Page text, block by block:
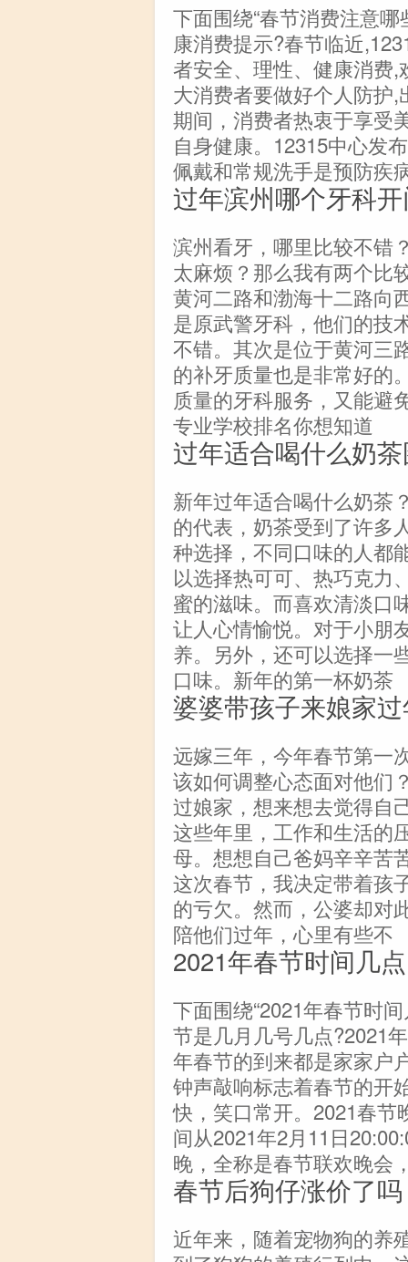
下面围绕“春节消费注意
康消费提示?春节临近
者安全、理性、健康消费
大消费者要做好个人防护
期间，消费者热衷于享受
自身健康。12315中心发
佩戴和常规洗手是预防疾
过年滨州哪个牙科
滨州看牙，哪里比较不错
太麻烦？那么我有两个比
黄河二路和渤海十二路向
是原武警牙科，他们的技
不错。其次是位于黄河三
的补牙质量也是非常好的
质量的牙科服务，又能避
专业学校排名你想知道
过年适合喝什么奶
新年过年适合喝什么奶茶
的代表，奶茶受到了许多
种选择，不同口味的人都
以选择热可可、热巧克力
蜜的滋味。而喜欢清淡口
让人心情愉悦。对于小朋
养。另外，还可以选择一
口味。新年的第一杯奶茶
婆婆带孩子来娘家
远嫁三年，今年春节第一
该如何调整心态面对他们
过娘家，想来想去觉得自
这些年里，工作和生活的
母。想想自己爸妈辛辛苦
这次春节，我决定带着孩
的亏欠。然而，公婆却对
陪他们过年，心里有些不
2021年春节时间几点
下面围绕“2021年春节时
节是几月几号几点?2021
年春节的到来都是家家户
钟声敲响标志着春节的开
快，笑口常开。2021春节
间从2021年2月11日
晚，全称是春节联欢晚会
春节后狗仔涨价了吗
近年来，随着宠物狗的养